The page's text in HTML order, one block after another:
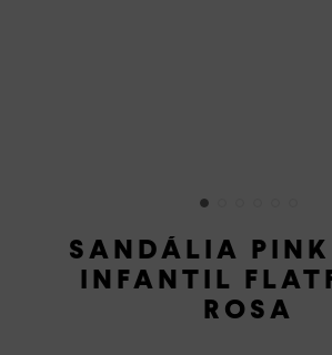
SANDÁLIA PINK
INFANTIL
ROSA